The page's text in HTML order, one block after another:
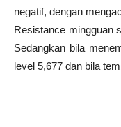
negatif, dengan
Resistance mingguan
Sedangkan bila
level 5,677 dan bila